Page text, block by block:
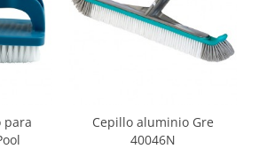
para
Cepillo aluminio Gre
40046N